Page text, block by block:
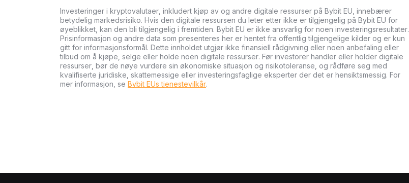
Investeringer i kryptovalutaer, inkludert kjøp av og andre digitale ressurser på Bybit EU, innebærer
betydelig markedsrisiko. Hvis den digitale ressursen du leter etter ikke er tilgjengelig på Bybit EU for
øyeblikket, kan den bli tilgjengelig i fremtiden. Bybit EU er ikke ansvarlig for noen investeringsresultater.
Prisinformasjon og andre data som presenteres her er hentet fra offentlig tilgjengelige kilder og er kun
gitt for informasjonsformål. Dette innholdet utgjør ikke finansiell rådgivning eller noen anbefaling eller
tilbud om å kjøpe, selge eller holde noen digitale ressurser. Før investorer handler eller holder digitale
ressurser, bør de nøye vurdere sin økonomiske situasjon og risikotoleranse, og rådføre seg med
kvalifiserte juridiske, skattemessige eller investeringsfaglige eksperter der det er hensiktsmessig. For
mer informasjon, se Bybit EUs tjenestevilkår.